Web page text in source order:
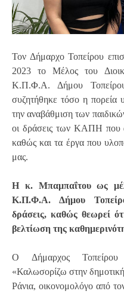
Τον Δήμαρχο Τοπείρου
2023 το Μέλος του
Κ.Π.Φ.Α. Δήμου
συζητήθηκε τόσο η πορεία
την αναβάθμιση των
οι δράσεις των ΚΑΠΗ που
καθώς και τα έργα που
μας.
Η κ. Μπαμπαΐτου ως
Κ.Π.Φ.Α. Δήμου
δράσεις, καθώς θεωρεί
βελτίωση της
Ο Δήμαρχος
«Καλωσορίζω στην
Ράνια, οικονομολόγο από